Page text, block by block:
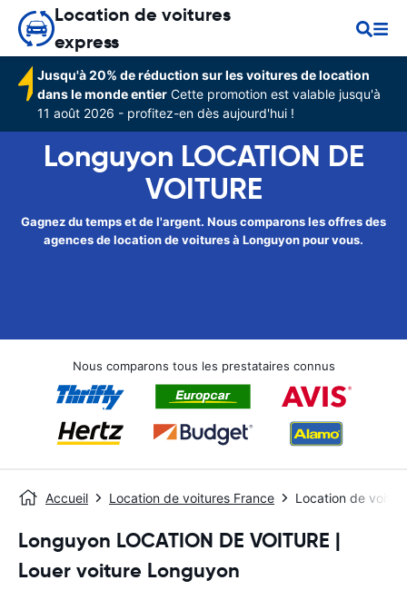
Location de voitures
express
Jusqu'à 20% de réduction sur les voitures de location
dans le monde entier Cette promotion est valable jusqu'à
11 août 2026 - profitez-en dès aujourd'hui !
Longuyon LOCATION DE
VOITURE
Gagnez du temps et de l'argent. Nous comparons les offres des
agences de location de voitures à Longuyon pour vous.
Nous comparons tous les prestataires connus
Accueil Location de voitures France Location de
Longuyon LOCATION DE VOITURE |
Louer voiture Longuyon